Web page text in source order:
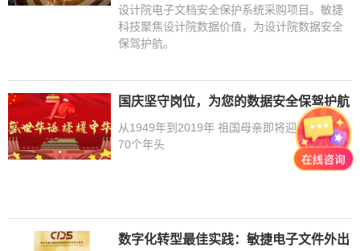
设计院电子文档安全保护系统采购项目。敏捷
科技聚焦设计院数据价值，为设计院数据安全
保驾护航。
国庆坚守岗位，为您的数据安全保驾护航
从1949年到2019年 祖国母亲即将迎来她的第
70个年头
数字化转型最佳实践：敏捷电子文件外出